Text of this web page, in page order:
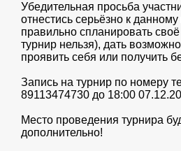
Убедительная просьба
отнестись серьёзно к
правильно спланировать
турнир нельзя), дать
проявить себя или получить
Запись на турнир по номеру
89113474730 до 18:00
Место проведения турнира
дополнительно!